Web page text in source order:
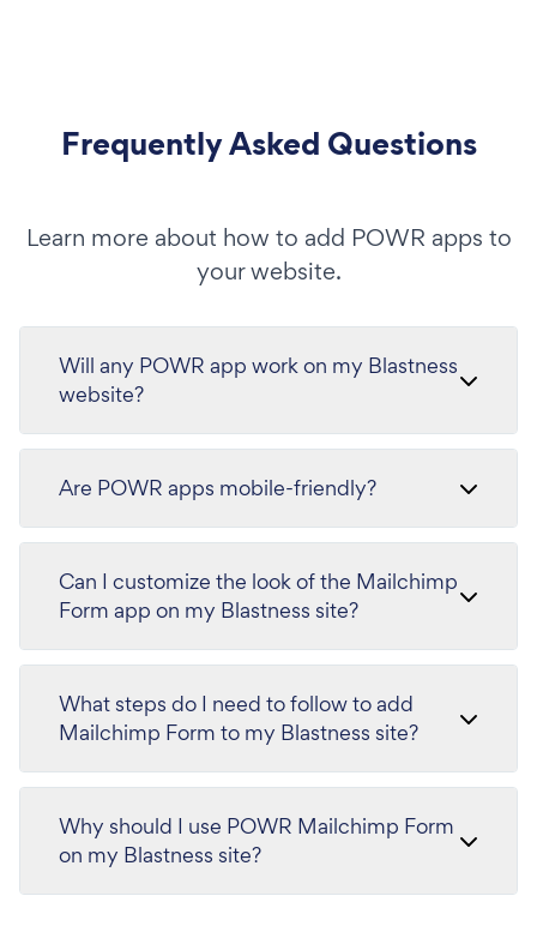
Frequently Asked Questions
Learn more about how to add POWR apps to
your website.
Will any POWR app work on my Blastness
website?
Are POWR apps mobile-friendly?
Can I customize the look of the Mailchimp
Form app on my Blastness site?
What steps do I need to follow to add
Mailchimp Form to my Blastness site?
Why should I use POWR Mailchimp Form
on my Blastness site?